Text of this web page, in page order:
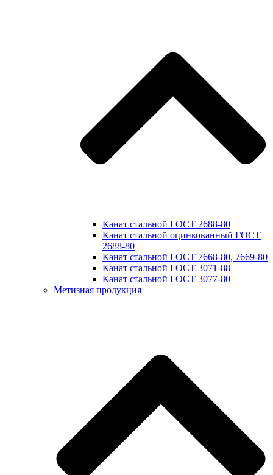
Канат стальной ГОСТ 2688-80
Канат стальной оцинкованный ГОСТ
2688-80
Канат стальной ГОСТ 7668-80, 7669-80
Канат стальной ГОСТ 3071-88
Канат стальной ГОСТ 3077-80
Метизная продукция